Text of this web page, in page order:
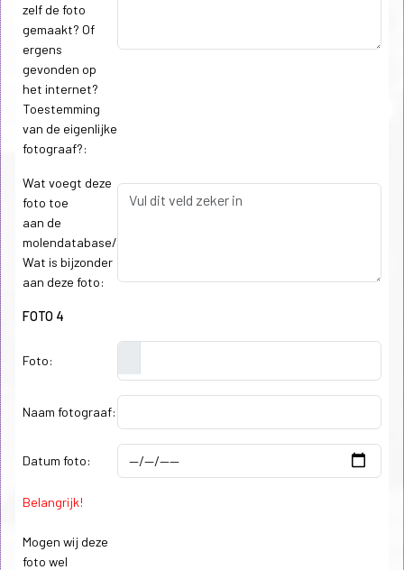
zelf de foto
gemaakt? Of
ergens
gevonden op
het internet?
Toestemming
van de eigenlijke
fotograaf?:
Wat voegt deze
foto toe
aan de
molendatabase/
Wat is bijzonder
aan deze foto:
FOTO 4
Foto:
Naam fotograaf:
Datum foto:
Belangrijk!
Mogen wij deze
foto wel